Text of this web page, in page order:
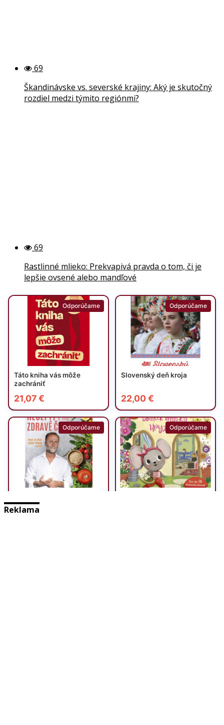
69
Škandinávske vs. severské krajiny: Aký je skutočný
rozdiel medzi týmito regiónmi?
69
Rastlinné mlieko: Prekvapivá pravda o tom, či je
lepšie ovsené alebo mandľové
Reklama